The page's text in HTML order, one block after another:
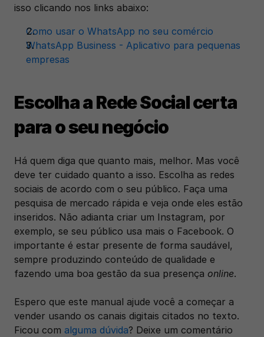
isso clicando nos links abaixo:
Como usar o WhatsApp no seu comércio
WhatsApp Business - Aplicativo para pequenas
empresas
Escolha a Rede Social certa
para o seu negócio
Há quem diga que quanto mais, melhor. Mas você
deve ter cuidado quanto a isso. Escolha as redes
sociais de acordo com o seu público. Faça uma
pesquisa de mercado rápida e veja onde eles estão
inseridos. Não adianta criar um Instagram, por
exemplo, se seu público usa mais o Facebook. O
importante é estar presente de forma saudável,
sempre produzindo conteúdo de qualidade e
fazendo uma boa gestão da sua presença online.
Espero que este manual ajude você a começar a
vender usando os canais digitais citados no texto.
Ficou com alguma dúvida? Deixe um comentário